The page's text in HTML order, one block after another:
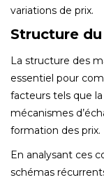
variations de prix.
Structure
La structure des
essentiel pour
facteurs tels que
mécanismes
formation des prix.
En analysant ces
schémas